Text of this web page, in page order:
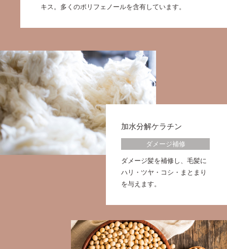
キス。多くのポリフェノールを含有しています。
加水分解ケラチン
ダメージ補修
ダメージ髪を補修し、毛髪に
ハリ・ツヤ・コシ・まとまり
を与えます。